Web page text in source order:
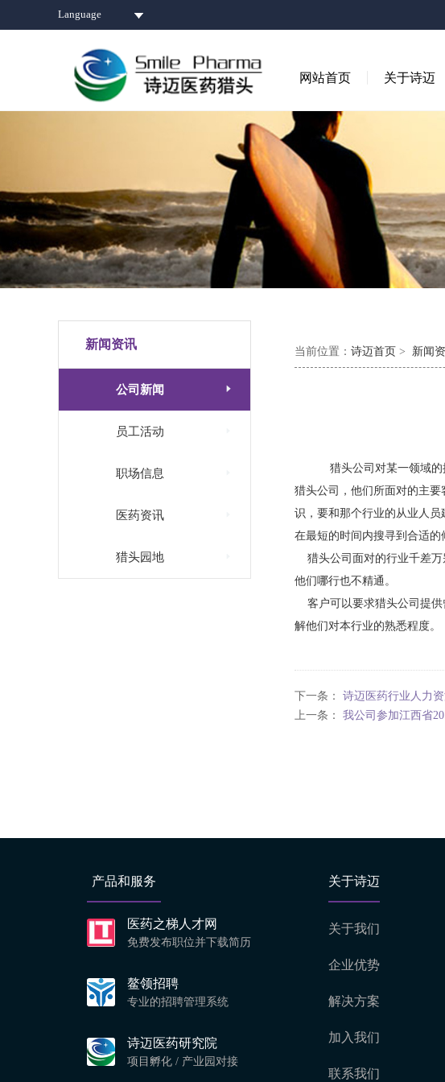
Language
网站首页 关于诗迈
新闻资讯
公司新闻 
员工活动
职场信息
医药资讯
猎头园地
当前位置： 诗迈首页 > 新闻
猎头公司对某一领域的
猎头公司，他们所面对的主
识，要和那个行业的从业人
在最短的时间内搜寻到合适的
猎头公司面对的行业千差万
他们哪行也不精通。
客户可以要求猎头公司提供
解他们对本行业的熟悉程度。
下一条： 诗迈医药行业人力
上一条： 我公司参加江西省
产品和服务
医药之梯人才网
免费发布职位并下载简历
鳌领招聘
专业的招聘管理系统
诗迈医药研究院
项目孵化 / 产业园对接
关于诗迈
关于我们
企业优势
解决方案
加入我们
联系我们